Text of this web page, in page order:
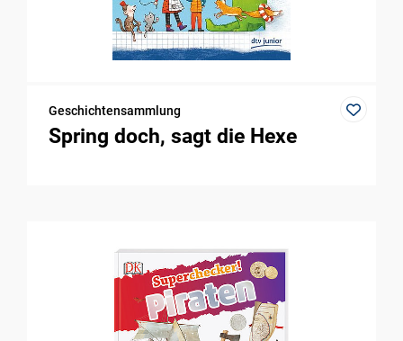
Geschichtensammlung
Spring doch, sagt die Hexe